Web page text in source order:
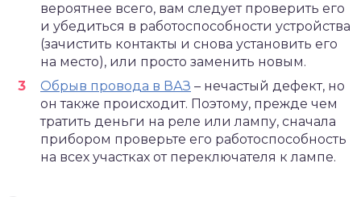
вероятнее всего, вам следует проверить его
и убедиться в работоспособности устройства
(зачистить контакты и снова установить его
на место), или просто заменить новым.
Обрыв провода в ВАЗ – нечастый дефект, но
он также происходит. Поэтому, прежде чем
тратить деньги на реле или лампу, сначала
прибором проверьте его работоспособность
на всех участках от переключателя к лампе.